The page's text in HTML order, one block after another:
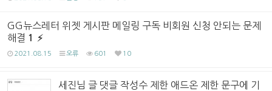
GG뉴스레터 위젯 게시판 메일링 구독 비회원 신청 안되는 문제
해결 1
2021.08.15 오류 601 10
세진님 글 댓글 작성수 제한 애드온 제한 문구에 기